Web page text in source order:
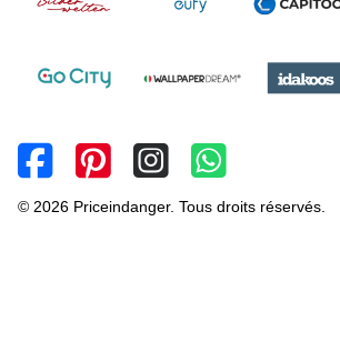
© 2026 Priceindanger. Tous droits réservés.